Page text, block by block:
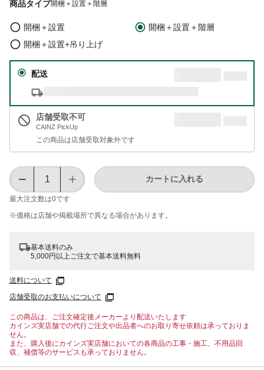
商品タイプ開梱＋設置＋階層
開梱＋設置
開梱＋設置＋階層
開梱＋設置+吊り上げ
配送
店舗受取不可
CAINZ PickUp
この商品は店舗受取対象外です
最大注文数は0です
カートに入れる
※価格は​店舗や​掲載場所で​異なる​場合が​あります。
基本送料のみ
5,000円以上ご注文で基本送料無料
送料について
店舗受取のお支払いについて
この商品は、ご注文確定後メーカーより配送いたします
カインズ実店舗での代行ご注文や出品者へのお取り寄せ依頼は承っておりま
せん。
また、購入後にカインズ実店舗においての各商品の工事・施工、不用品回
収、補償等のサービスも承っておりません。